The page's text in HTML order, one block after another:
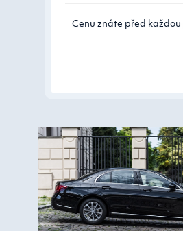
Cenu znáte před každou